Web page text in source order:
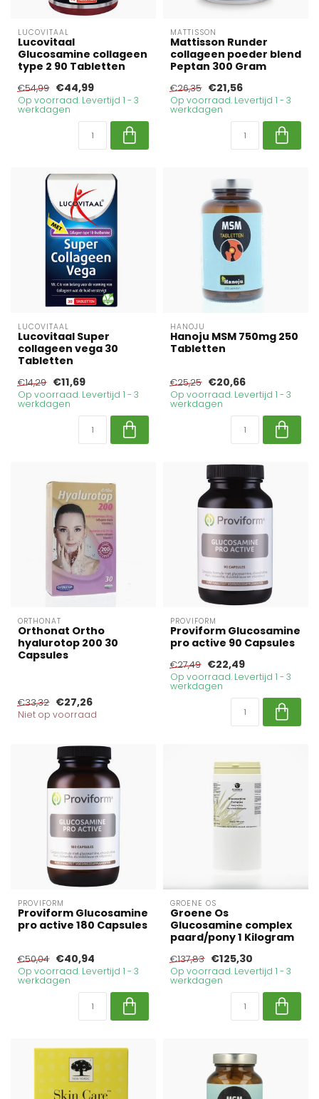
LUCOVITAAL
Lucovitaal
Glucosamine collageen
type 2 90 Tabletten
€54,99 €44,99
Op voorraad. Levertijd 1 - 3
werkdagen
MATTISSON
Mattisson Runder
collageen poeder blend
Peptan 300 Gram
€26,35 €21,56
Op voorraad. Levertijd 1 - 3
werkdagen
LUCOVITAAL
Lucovitaal Super
collageen vega 30
Tabletten
€14,29 €11,69
Op voorraad. Levertijd 1 - 3
werkdagen
HANOJU
Hanoju MSM 750mg 250
Tabletten
€25,25 €20,66
Op voorraad. Levertijd 1 - 3
werkdagen
ORTHONAT
Orthonat Ortho
hyalurotop 200 30
Capsules
€33,32 €27,26
Niet op voorraad
PROVIFORM
Proviform Glucosamine
pro active 90 Capsules
€27,49 €22,49
Op voorraad. Levertijd 1 - 3
werkdagen
PROVIFORM
Proviform Glucosamine
pro active 180 Capsules
€50,04 €40,94
Op voorraad. Levertijd 1 - 3
werkdagen
GROENE OS
Groene Os
Glucosamine complex
paard/pony 1 Kilogram
€137,83 €125,30
Op voorraad. Levertijd 1 - 3
werkdagen